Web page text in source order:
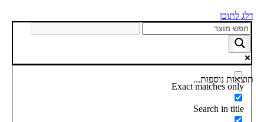
דלג לתוכן
תוצאות נוספות...
Exact matches only
Search in title